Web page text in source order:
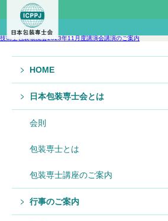
技術士包装物流会2023年11月度講演会講演のご案内
HOME
日本包装専士会とは
会則
包装専士とは
包装専士講座のご案内
行事のご案内